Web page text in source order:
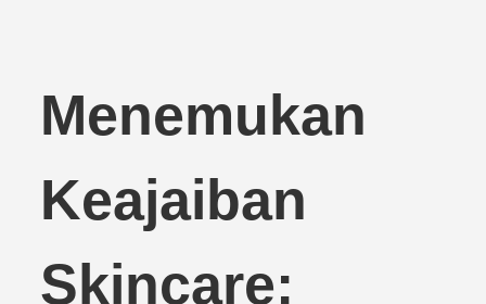
Menemukan
Keajaiban
Skincare: